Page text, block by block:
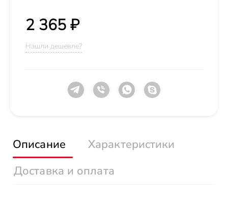
2 365 ₽
Нашли дешевле?
Описание
Характеристики
Доставка и оплата